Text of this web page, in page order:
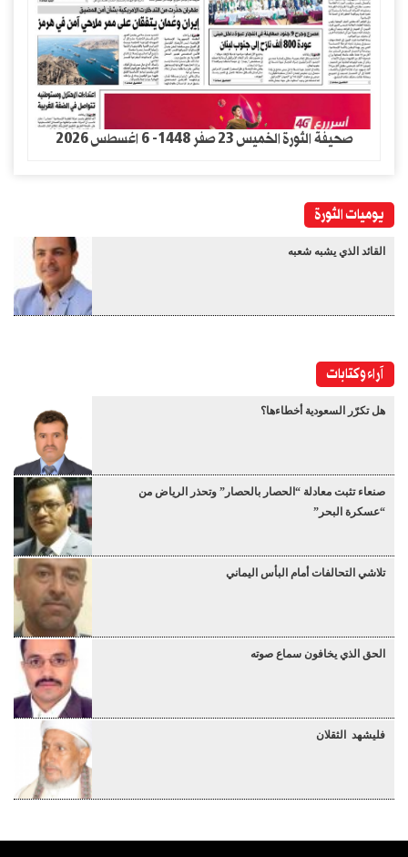
صحيفة الثورة الخميس 23 صفر 1448- 6 اغسطس 2026
يوميات الثورة
القائد الذي يشبه شعبه
آراء وكتابات
هل تكرّر السعودية أخطاءها؟
صنعاء تثبت معادلة “الحصار بالحصار” وتحذر الرياض من
“عسكرة البحر”
تلاشي التحالفات أمام البأس اليماني
الحق الذي يخافون سماع صوته
فليشهد الثقلان